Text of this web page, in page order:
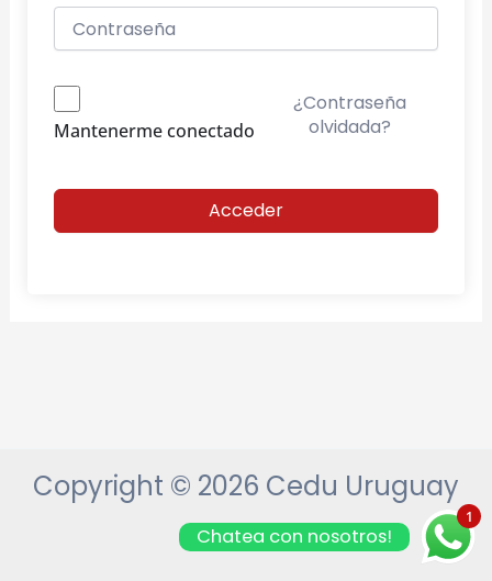
Mantenerme conectado
¿Contraseña
olvidada?
Acceder
Copyright © 2026 Cedu Uruguay
1
Chatea con nosotros!